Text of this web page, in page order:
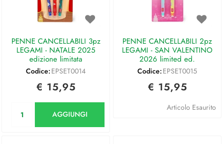
PENNE CANCELLABILI 3pz
LEGAMI - NATALE 2025
edizione limitata
Codice: EPSET0014
€ 15,95
AGGIUNGI
PENNE CANCELLABILI 2pz
LEGAMI - SAN VALENTINO
2026 limited ed.
Codice: EPSET0015
€ 15,95
Articolo Esaurito